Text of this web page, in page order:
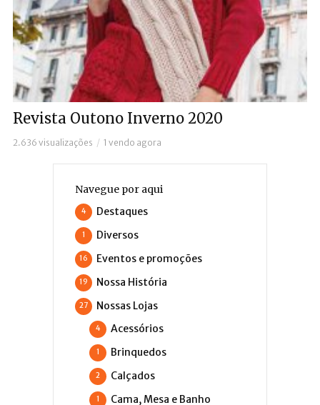
Revista Outono Inverno 2020
2.636 visualizações 1 vendo agora
Navegue por aqui
Destaques
4
Diversos
1
Eventos e promoções
16
Nossa História
19
Nossas Lojas
27
Acessórios
4
Brinquedos
1
Calçados
2
Cama, Mesa e Banho
1